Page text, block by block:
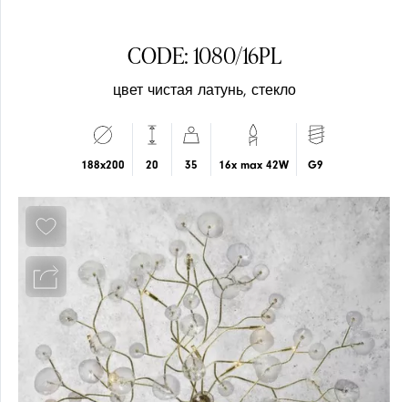
ПОДВЕСЫ
ПОТОЛОЧНЫЕ
СВЕТИЛЬНИКИ
ПОДВЕСЫ
ПОТОЛОЧНЫЕ
СВЕТИЛЬНИКИ
МЕРОПРИЯТИЕ
CODE: 1080/16PL
цвет чистая латунь, стекло
188x200 20 35 16x max 42W G9